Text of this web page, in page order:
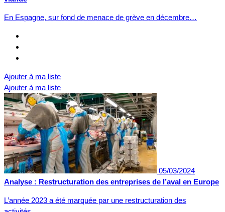
En Espagne, sur fond de menace de grève en décembre…
Ajouter à ma liste
Ajouter à ma liste
05/03/2024
Analyse : Restructuration des entreprises de l’aval en Europe
L’année 2023 a été marquée par une restructuration des